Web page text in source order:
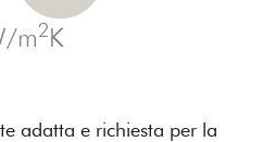
m2K
adatta e richiesta per la